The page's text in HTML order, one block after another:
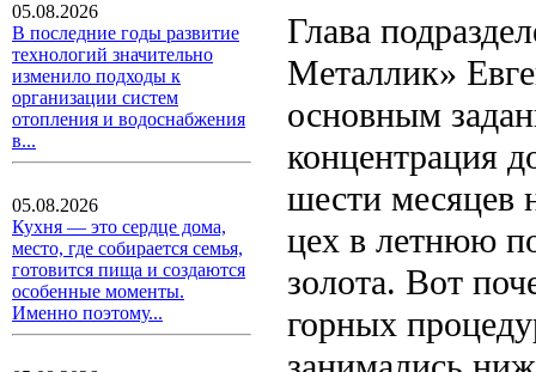
05.08.2026
В последние годы развитие
технологий значительно
изменило подходы к
организации систем
отопления и водоснабжения
в...
05.08.2026
Кухня — это сердце дома,
место, где собирается семья,
готовится пища и создаются
особенные моменты.
Именно поэтому...
Глава
Металлик»
основным
концентрация
шести месяцев
цех в летнюю
золота. Вот
горных